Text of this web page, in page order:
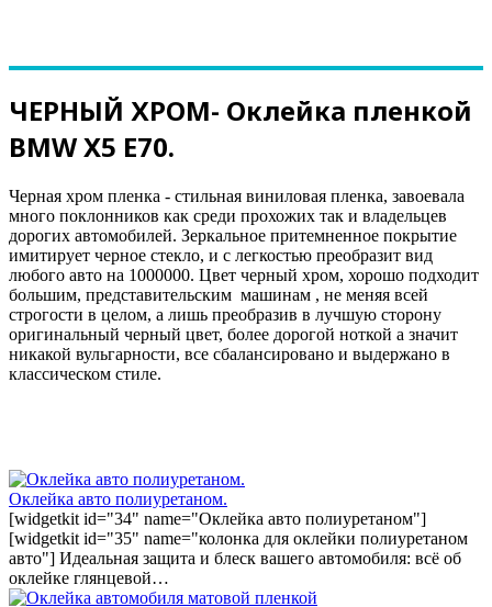
ЧЕРНЫЙ ХРОМ- Оклейка пленкой
BMW X5 E70.
Черная хром пленка - стильная виниловая пленка, завоевала
много поклонников как среди прохожих так и владельцев
дорогих автомобилей. Зеркальное притемненное покрытие
имитирует черное стекло, и с легкостью преобразит вид
любого авто на 1000000. Цвет черный хром, хорошо подходит
большим, представительским машинам , не меняя всей
строгости в целом, а лишь преобразив в лучшую сторону
оригинальный черный цвет, более дорогой ноткой а значит
никакой вульгарности, все сбалансировано и выдержано в
классическом стиле.
Оклейка авто полиуретаном.
[widgetkit id="34" name="Оклейка авто полиуретаном"]
[widgetkit id="35" name="колонка для оклейки полиуретаном
авто"] Идеальная защита и блеск вашего автомобиля: всё об
оклейке глянцевой…